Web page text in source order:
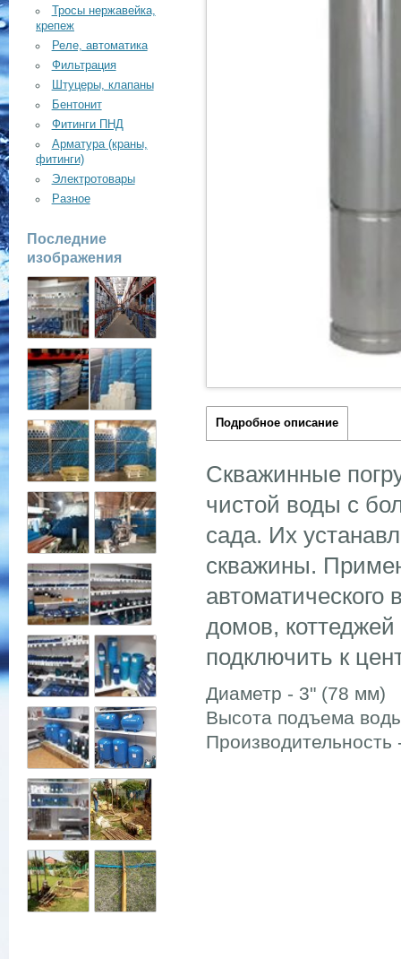
Тросы нержавейка,
крепеж
Реле, автоматика
Фильтрация
Штуцеры, клапаны
Бентонит
Фитинги ПНД
Арматура (краны,
фитинги)
Электротовары
Разное
Последние
изображения
Подробное описание
Cкважинные
чистой воды с
сада. Их
скважины.
домов,
подключить к
Диаметр - 3" (78 мм)
Высота подъема
Производительность